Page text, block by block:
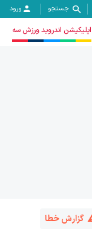
جستجو ورود
اپلیکیشن اندروید ورزش سه
گزارش خطا